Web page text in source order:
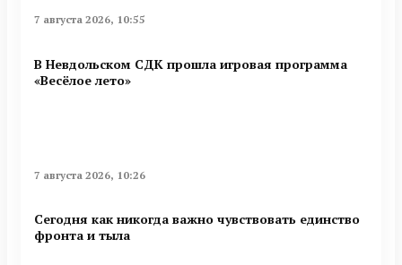
7 августа 2026, 10:55
В Невдольском СДК прошла игровая программа
«Весёлое лето»
7 августа 2026, 10:26
Сегодня как никогда важно чувствовать единство
фронта и тыла